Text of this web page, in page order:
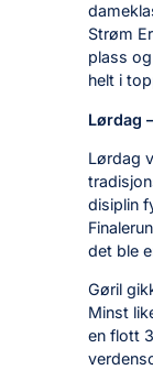
Strøm
plass
helt i
Lørdag
Lørdag
disiplin
det ble
Gøril
Minst
en flott